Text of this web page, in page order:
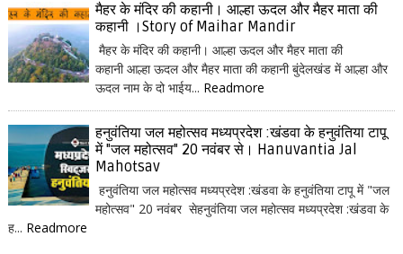
मैहर के मंदिर की कहानी। आल्हा ऊदल और मैहर माता की
कहानी ।Story of Maihar Mandir
मैहर के मंदिर की कहानी। आल्हा ऊदल और मैहर माता की
कहानी आल्हा ऊदल और मैहर माता की कहानी बुंदेलखंड में आल्हा और
ऊदल नाम के दो भाईय... Readmore
हनुवंतिया जल महोत्सव मध्यप्रदेश :खंडवा के हनुवंतिया टापू
में "जल महोत्सव" 20 नवंबर से। Hanuvantia Jal
Mahotsav
हनुवंतिया जल महोत्सव मध्यप्रदेश :खंडवा के हनुवंतिया टापू में "जल
महोत्सव" 20 नवंबर सेहनुवंतिया जल महोत्सव मध्यप्रदेश :खंडवा के
ह... Readmore